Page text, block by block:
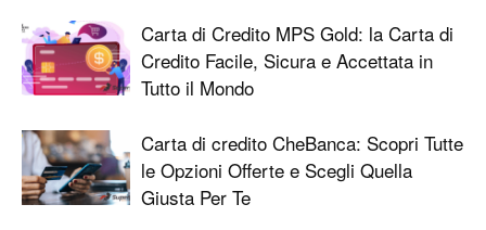
Carta di Credito MPS Gold: la Carta di
Credito Facile, Sicura e Accettata in
Tutto il Mondo
Carta di credito CheBanca: Scopri Tutte
le Opzioni Offerte e Scegli Quella
Giusta Per Te